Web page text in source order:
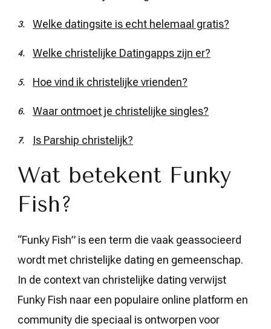
Welke datingsite is echt helemaal gratis?
Welke christelijke Datingapps zijn er?
Hoe vind ik christelijke vrienden?
Waar ontmoet je christelijke singles?
Is Parship christelijk?
Wat betekent Funky
Fish?
“Funky Fish” is een term die vaak geassocieerd
wordt met christelijke dating en gemeenschap.
In de context van christelijke dating verwijst
Funky Fish naar een populaire online platform en
community die speciaal is ontworpen voor